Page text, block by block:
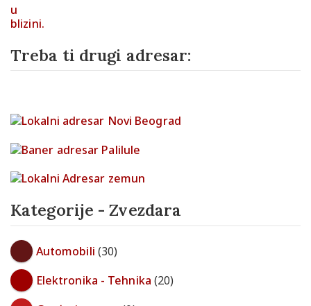
Treba ti drugi adresar:
Kategorije - Zvezdara
Automobili (30)
Elektronika - Tehnika (20)